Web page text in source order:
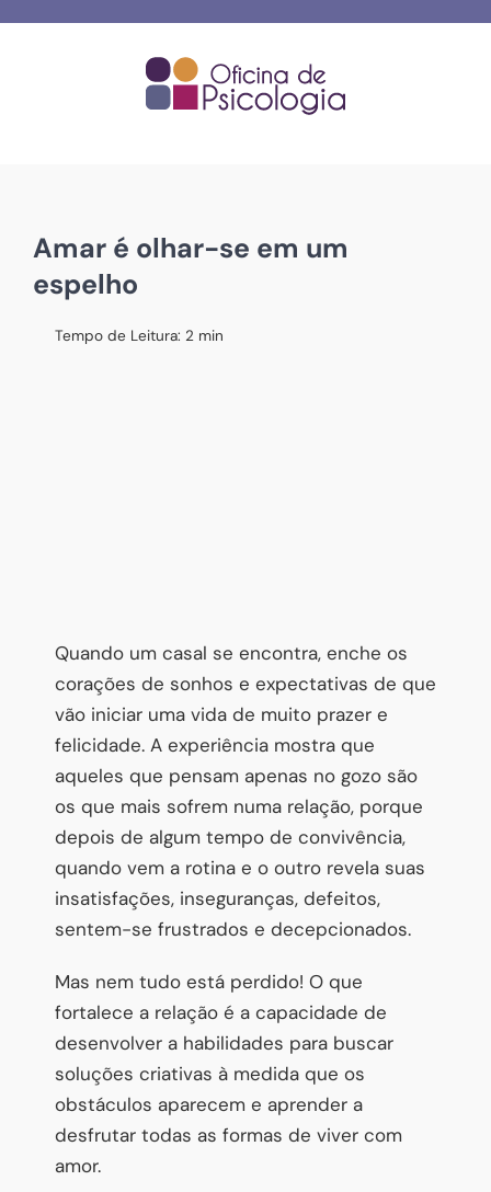
Amar é olhar-se em um
espelho
Tempo de Leitura: 2 min
Quando um casal se encontra, enche os
corações de sonhos e expectativas de que
vão iniciar uma vida de muito prazer e
felicidade. A experiência mostra que
aqueles que pensam apenas no gozo são
os que mais sofrem numa relação, porque
depois de algum tempo de convivência,
quando vem a rotina e o outro revela suas
insatisfações, inseguranças, defeitos,
sentem-se frustrados e decepcionados.
Mas nem tudo está perdido! O que
fortalece a relação é a capacidade de
desenvolver a habilidades para buscar
soluções criativas à medida que os
obstáculos aparecem e aprender a
desfrutar todas as formas de viver com
amor.